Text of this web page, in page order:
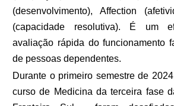
(desenvolvimento), Affection
(capacidade resolutiva). É um
avaliação rápida do funcionamento
de pessoas dependentes.
Durante o primeiro semestre de
curso de Medicina da terceira fase